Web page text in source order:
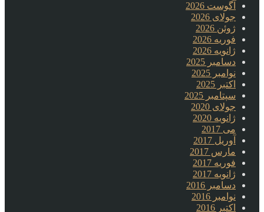
آگوست 2026
جولای 2026
ژوئن 2026
فوریه 2026
ژانویه 2026
دسامبر 2025
نوامبر 2025
اکتبر 2025
سپتامبر 2025
جولای 2020
ژانویه 2020
می 2017
آوریل 2017
مارس 2017
فوریه 2017
ژانویه 2017
دسامبر 2016
نوامبر 2016
اکتبر 2016